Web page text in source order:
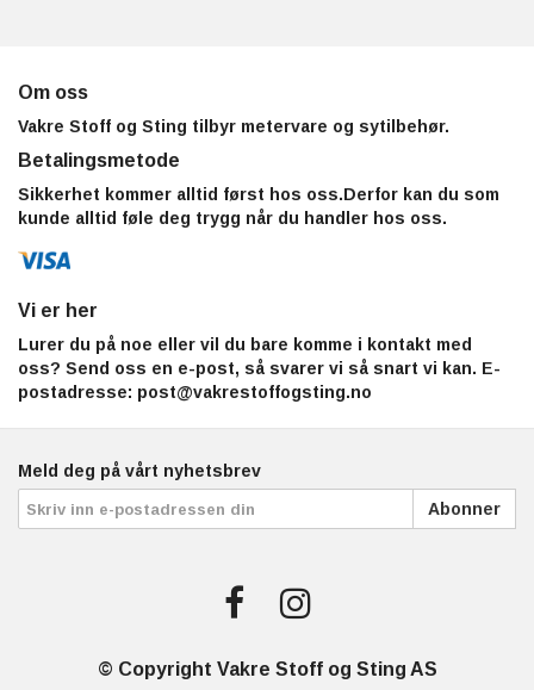
Om oss
Vakre Stoff og Sting tilbyr metervare og sytilbehør.
Betalingsmetode
Sikkerhet kommer alltid først hos oss.Derfor kan du som
kunde alltid føle deg trygg når du handler hos oss.
Vi er her
Lurer du på noe eller vil du bare komme i kontakt med
oss? Send oss en e-post, så svarer vi så snart vi kan. E-
postadresse: post@vakrestoffogsting.no
Meld deg på vårt nyhetsbrev
Abonner
© Copyright Vakre Stoff og Sting AS